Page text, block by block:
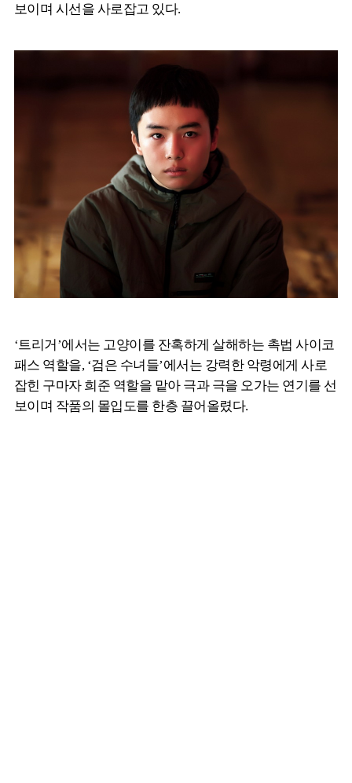
보이며 시선을 사로잡고 있다.
‘트리거’에서는 고양이를 잔혹하게 살해하는 촉법 사이코
패스 역할을, ‘검은 수녀들’에서는 강력한 악령에게 사로
잡힌 구마자 희준 역할을 맡아 극과 극을 오가는 연기를 선
보이며 작품의 몰입도를 한층 끌어올렸다.